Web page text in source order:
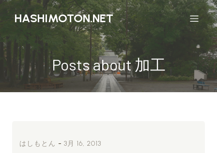
HASHIMOTON.NET
Posts about 加工
はしもとん - 3月 16, 2013